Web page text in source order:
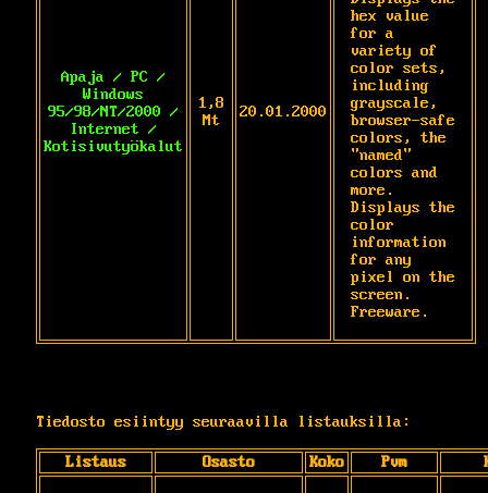
Apaja / PC /
Windows
95/98/NT/2000 /
Internet /
Kotisivutyökalut
1,8
Mt
20.01.2000
hex value
for a
variety of
color sets,
including
grayscale,
browser-safe
colors, the
"named"
colors and
more.
Displays the
color
information
for any
pixel on the
screen.
Tiedosto esiintyy seuraavilla listauksilla:
Listaus Osasto Koko Pvm